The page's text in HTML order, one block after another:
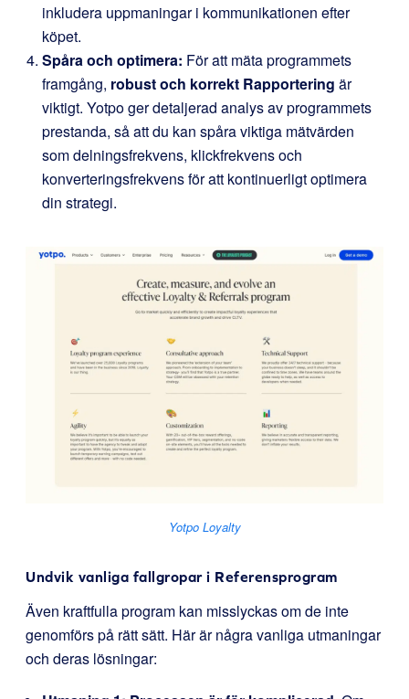
inkludera uppmaningar i kommunikationen efter
köpet.
Spåra och optimera: För att mäta programmets
framgång, robust och korrekt Rapportering är
viktigt. Yotpo ger detaljerad analys av programmets
prestanda, så att du kan spåra viktiga mätvärden
som delningsfrekvens, klickfrekvens och
konverteringsfrekvens för att kontinuerligt optimera
din strategi.
Yotpo Loyalty
Undvik vanliga fallgropar i Referensprogram
Även kraftfulla program kan misslyckas om de inte
genomförs på rätt sätt. Här är några vanliga utmaningar
och deras lösningar: